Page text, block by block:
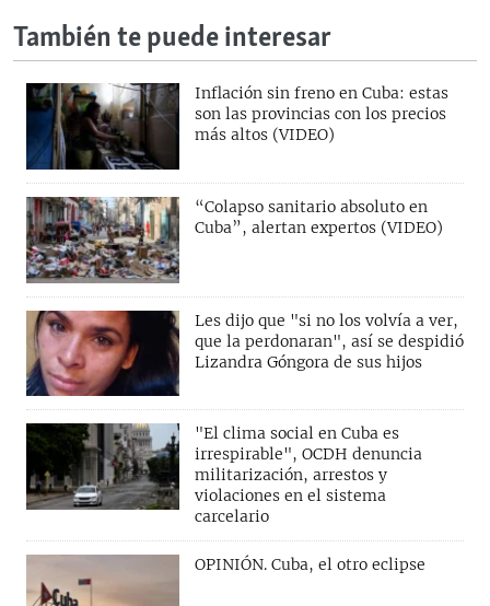
También te puede interesar
Inflación sin freno en Cuba: estas
son las provincias con los precios
más altos (VIDEO)
“Colapso sanitario absoluto en
Cuba”, alertan expertos (VIDEO)
Les dijo que "si no los volvía a ver,
que la perdonaran", así se despidió
Lizandra Góngora de sus hijos
"El clima social en Cuba es
irrespirable", OCDH denuncia
militarización, arrestos y
violaciones en el sistema
carcelario
OPINIÓN. Cuba, el otro eclipse